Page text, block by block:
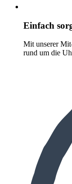
Einfach
Mit unserer
rund um die